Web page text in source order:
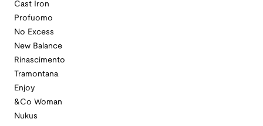
Cast Iron
Profuomo
No Excess
New Balance
Rinascimento
Tramontana
Enjoy
&Co Woman
Nukus